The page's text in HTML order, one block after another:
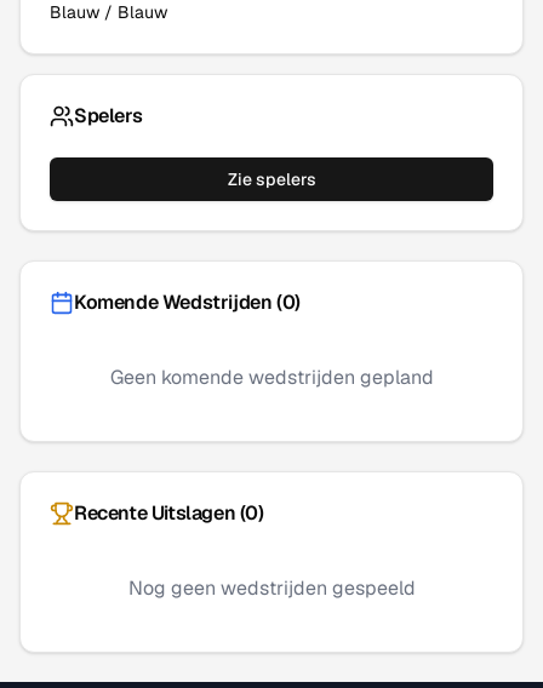
Blauw / Blauw
Spelers
Zie spelers
Komende Wedstrijden (0)
Geen komende wedstrijden gepland
Recente Uitslagen (0)
Nog geen wedstrijden gespeeld